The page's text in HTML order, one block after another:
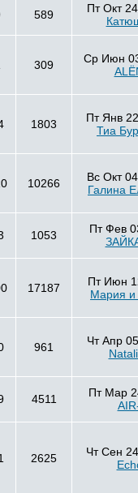
589
Пт Окт
309
Ср Июн
1803
Пт Янв
Тиа
10266
Вс Окт
Галина
1053
Пт Фев
17187
Пт Июн
Мария и
961
Чт Апр
4511
Пт Мар
2625
Чт Сен